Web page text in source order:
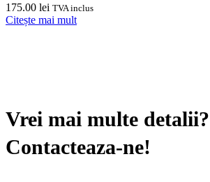
175.00 lei TVA inclus
Citește mai mult
Vrei mai multe detalii?
Contacteaza-ne!